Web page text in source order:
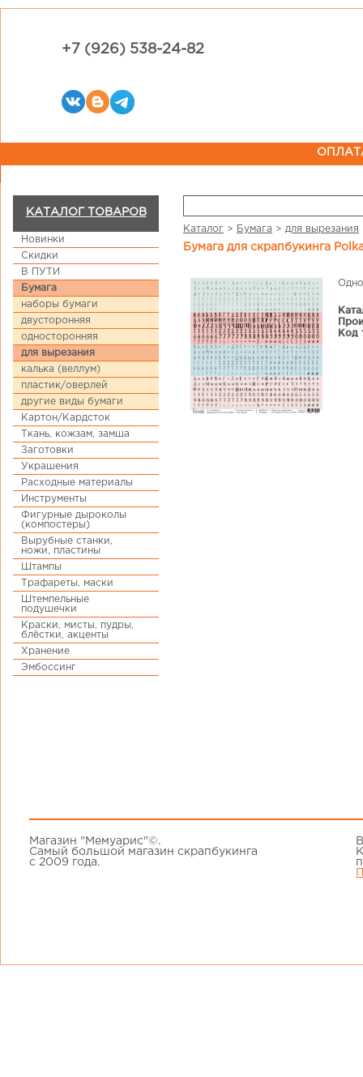
+7 (926) 538-24-82
КАТАЛОГ ТОВАРОВ
Новинки
Скидки
В ПУТИ
Бумага
наборы бумаги
двусторонняя
односторонняя
для вырезания
калька (веллум)
пластик/оверлей
другие виды бумаги
Картон/Кардсток
Ткань, кожзам, замша
Заготовки
Украшения
Расходные материалы
Инструменты
Фигурные дыроколы
(компостеры)
Вырубные станки,
ножи, пластины
Штампы
Трафареты, маски
Штемпельные
подушечки
Краски, мисты, пудры,
блёстки, акценты
Хранение
Эмбоссинг
Каталог > Бумага > для вырезания
Бумага для скрапбукинга
Код
Магазин "Мемуарис"©.
Самый большой магазин скрапбукинга
с 2009 года.